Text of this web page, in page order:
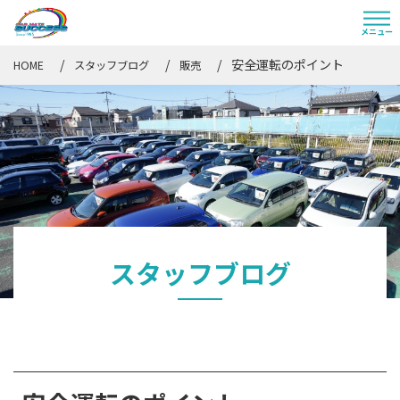
HOME スタッフブログ 販売 安全運転のポイント
スタッフブログ